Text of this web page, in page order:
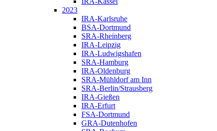
2023
IRA-Karlsruhe
BSA-Dortmund
SRA-Rheinberg
IRA-Leipzig
IRA-Ludwigshafen
SRA-Hamburg
IRA-Oldenburg
SRA-Mühldorf am Inn
SRA-Berlin/Strausberg
IRA-Gießen
IRA-Erfurt
FSA-Dortmund
GRA-Dutenhofen